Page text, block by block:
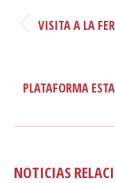
ENTREVISITA A LA
PLATAFORMA
NOTICIAS